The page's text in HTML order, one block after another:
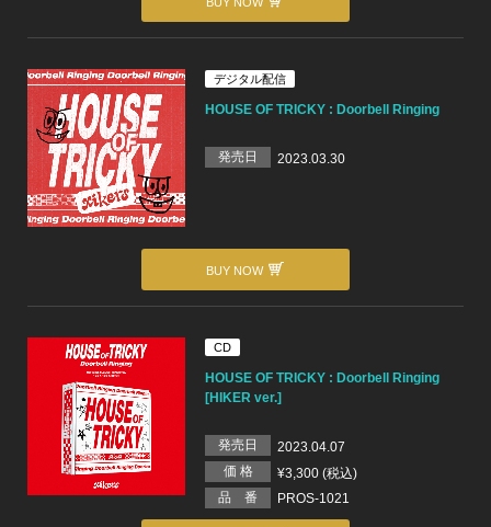
デジタル配信
HOUSE OF TRICKY : Doorbell Ringing
発売日 2023.03.30
BUY NOW
CD
HOUSE OF TRICKY : Doorbell Ringing
[HIKER ver.]
発売日
2023.04.07
価 格
¥3,300 (税込)
品 番
PROS-1021